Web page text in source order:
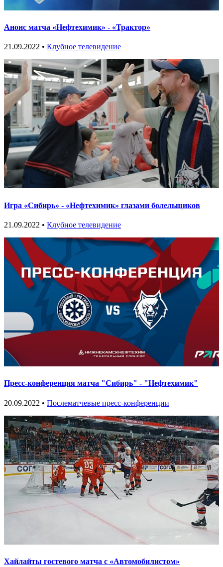
Анонс матча «Нефтехимик» - «Трактор»
21.09.2022 • Клубное телевидение
Игра «Сибирь» - «Нефтехимик» глазами болельщиков
21.09.2022 • Клубное телевидение
Пресс-конференция матча "Сибирь" - "Нефтехимик"
20.09.2022 • Послематчевые пресс-конференции
Хайлайты гостевого матча с «Автомобилистом»